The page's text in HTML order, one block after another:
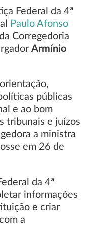
Federal da 4ª
Paulo Afonso
Corregedoria
Armínio
públicas
e ao bom
tribunais e juízos
a ministra
em 26 de
da 4ª
informações
e criar
a